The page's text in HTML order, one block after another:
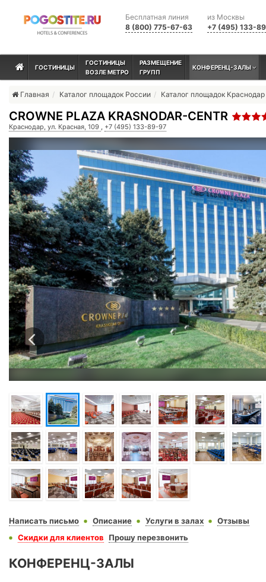
из Москвы
+7 (495) 133-
Бесплатная линия
8 (800) 775-67-63
ГОСТИНИЦЫ
ГОСТИНИЦЫ
ВОЗЛЕ МЕТРО
РАЗМЕЩЕНИЕ
ГРУПП
КОНФЕРЕНЦ-ЗАЛЫ
Главная Каталог площадок России Каталог площадок Краснодар
СROWNE PLAZA KRASNODAR-CENTR
Краснодар, ул. Красная, 109 , +7 (495) 133-89-97
Написать письмо Описание Услуги в залах
Отзывы
Скидки для клиентов
Прошу перезвонить
КОНФЕРЕНЦ-ЗАЛЫ